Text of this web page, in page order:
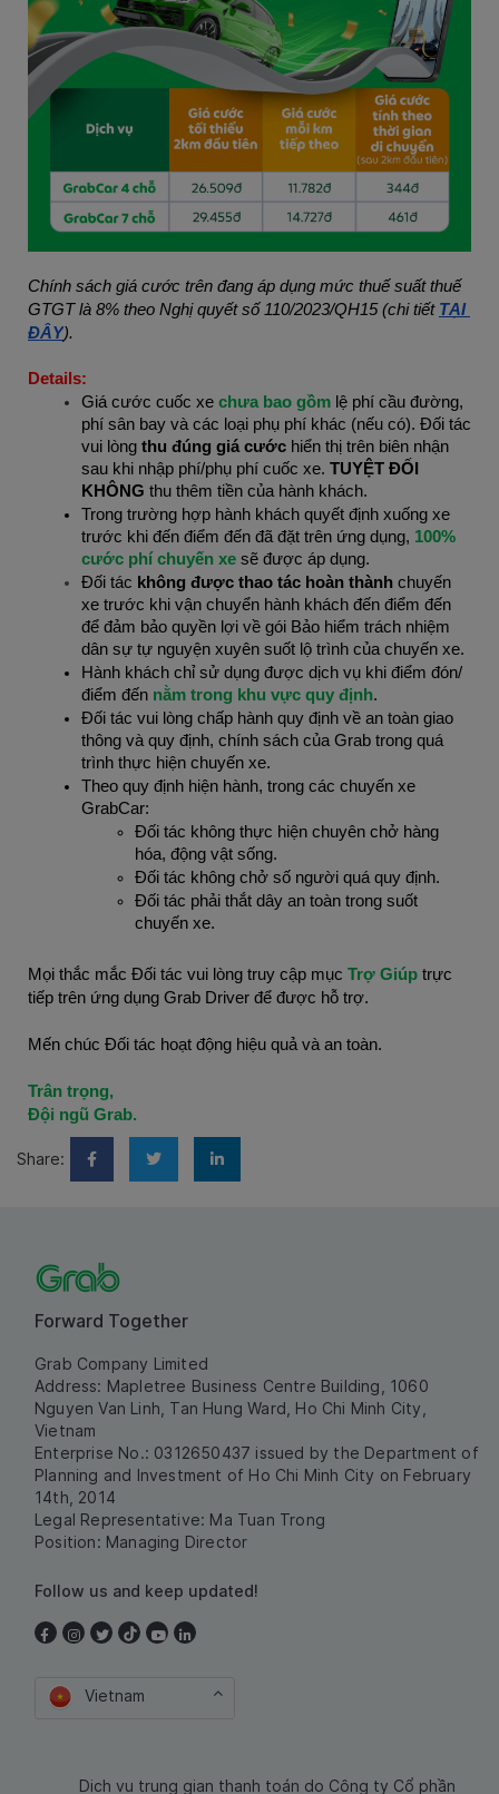
Chính sách giá cước trên đang áp dụng mức thuế suất thuế
GTGT là 8% theo Nghị quyết số 110/2023/QH15 (chi tiết TẠI
ĐÂY).
Details:
Giá cước cuốc xe chưa bao gồm lệ phí cầu đường,
phí sân bay và các loại phụ phí khác (nếu có). Đối tác
vui lòng thu đúng giá cước hiển thị trên biên nhận
sau khi nhập phí/phụ phí cuốc xe. TUYỆT ĐỐI
KHÔNG thu thêm tiền của hành khách.
Trong trường hợp hành khách quyết định xuống xe
trước khi đến điểm đến đã đặt trên ứng dụng, 100%
cước phí chuyến xe sẽ được áp dụng.
Đối tác không được thao tác hoàn thành chuyến
xe trước khi vận chuyển hành khách đến điểm đến
để đảm bảo quyền lợi về gói Bảo hiểm trách nhiệm
dân sự tự nguyện xuyên suốt lộ trình của chuyến xe.
Hành khách chỉ sử dụng được dịch vụ khi điểm đón/
điểm đến nằm trong khu vực quy định.
Đối tác vui lòng chấp hành quy định về an toàn giao
thông và quy định, chính sách của Grab trong quá
trình thực hiện chuyến xe.
Theo quy định hiện hành, trong các chuyến xe
GrabCar:
Đối tác không thực hiện chuyên chở hàng
hóa, động vật sống.
Đối tác không chở số người quá quy định.
Đối tác phải thắt dây an toàn trong suốt
chuyến xe.
Mọi thắc mắc Đối tác vui lòng truy cập mục Trợ Giúp trực
tiếp trên ứng dụng Grab Driver để được hỗ trợ.
Mến chúc Đối tác hoạt động hiệu quả và an toàn.
Trân trọng,
Đội ngũ Grab.
Share:
Forward Together
Grab Company Limited
Address: Mapletree Business Centre Building, 1060
Nguyen Van Linh, Tan Hung Ward, Ho Chi Minh City,
Vietnam
Enterprise No.: 0312650437 issued by the Department of
Planning and Investment of Ho Chi Minh City on February
14th, 2014
Legal Representative: Ma Tuan Trong
Position: Managing Director
Follow us and keep updated!
Vietnam
Dịch vụ trung gian thanh toán do Công ty Cổ phần